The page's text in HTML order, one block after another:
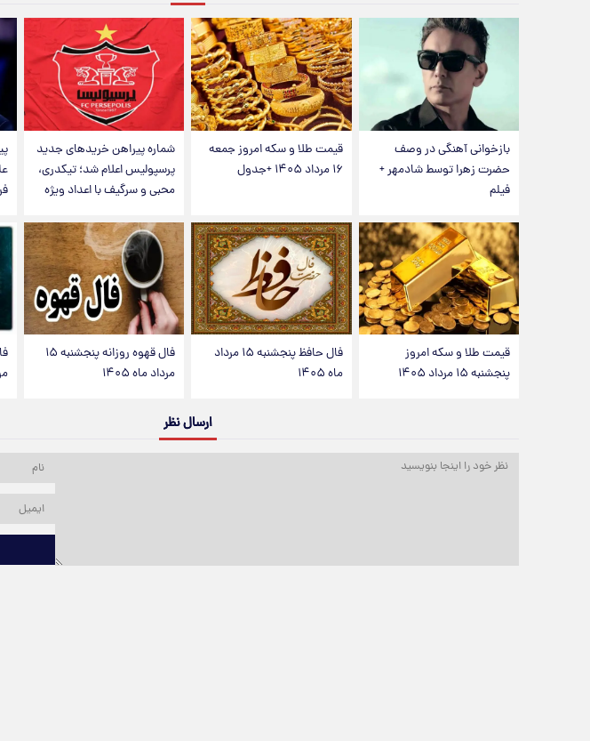
بازخوانی آهنگی در وصف
حضرت زهرا توسط شادمهر +
فیلم
قیمت طلا و سکه امروز جمعه
۱۶ مرداد ۱۴۰۵ +جدول
شماره پیراهن خریدهای جدید
پرسپولیس اعلام شد؛ تیکدری،
محبی و سرگیف با اعداد ویژه
قیمت طلا و سکه امروز
پنجشنبه ۱۵ مرداد ۱۴۰۵
فال حافظ پنجشنبه ۱۵ مرداد
ماه ۱۴۰۵
فال قهوه روزانه پنجشنبه ۱۵
مرداد ماه ۱۴۰۵
ارسال نظر